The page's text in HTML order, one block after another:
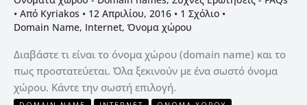
• Από Kyriakos • 12 Απριλίου, 2016 • 1 Σχόλιο •
Domain Name, Internet, Όνομα χώρου
Διαβάστε τι είναι το όνομα χώρου (domain name) και το
πως προστατεύεται. Όλα ξεκινούν με ένα σωστό όνομα
χώρου. Κάντε την σωστή επιλογή.